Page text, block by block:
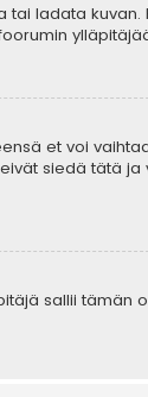
tai ladata kuvan.
et voi
siedä tätä ja
sallii tämän